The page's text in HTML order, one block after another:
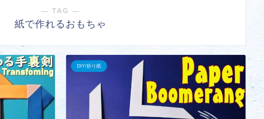
― TAG ―
紙で作れるおもちゃ
DIY/折り紙